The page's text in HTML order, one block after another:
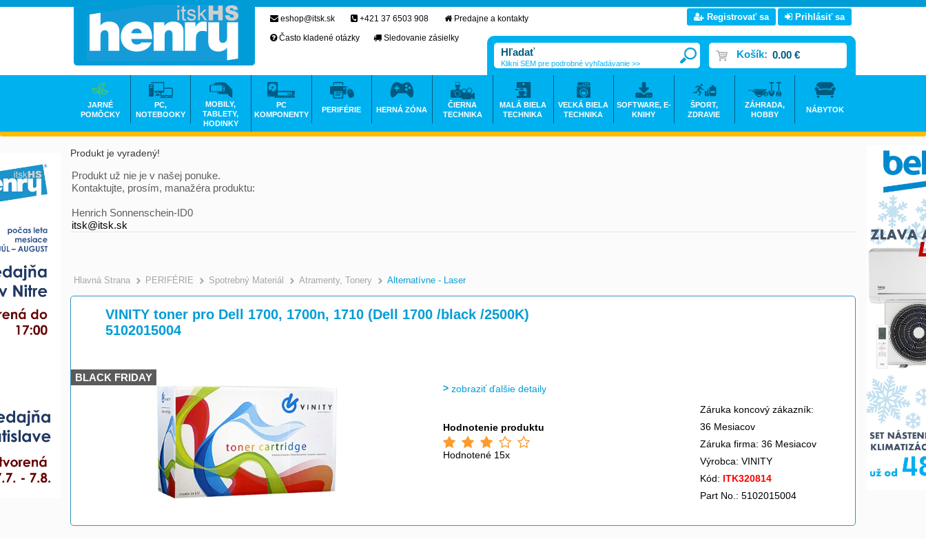
Produkt je vyradený!
Produkt už nie je v našej ponuke.
Kontaktujte, prosím, manažéra produktu:
Henrich Sonnenschein-ID0
itsk@itsk.sk
Hlavná Strana >
PERIFÉRIE >
Spotrebný Materiál >
Atramenty, Tonery >
Alternatívne - Laser
VINITY toner pro Dell 1700, 1700n, 1710 (Dell 1700 /black /2500K)
5102015004
BLACK FRIDAY
zobraziť ďalšie detaily
Hodnotenie produktu
Hodnotené 15x
Záruka koncový zákazník:
36 Mesiacov
Záruka firma: 36 Mesiacov
Výrobca: VINITY
Kód: ITK320814
Part No.: 5102015004
eshop@itsk.sk +421 37 6503 908
Predajne a kontakty
Často kladené otázky
Sledovanie zásielky
Registrovať sa Prihlásiť sa
Košík: 0.00 €
Klikni SEM pre podrobné vyhľadávanie >>
JARNÉ
POMÔCKY
PC,
NOTEBOOKY
MOBILY,
TABLETY,
HODINKY
PC
KOMPONENTY
PERIFÉRIE HERNÁ ZÓNA
ČIERNA
TECHNIKA
MALÁ BIELA
TECHNIKA
VEĽKÁ BIELA
TECHNIKA
SOFTWARE, E-
KNIHY
ŠPORT,
ZDRAVIE
ZÁHRADA,
HOBBY
NÁBYTOK